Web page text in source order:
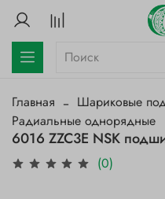
Главная
Шариковые
Радиальные однорядные
6016 ZZC3E NSK
(0)